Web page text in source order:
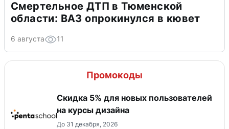
Смертельное ДТП в Тюменской
области: ВАЗ опрокинулся в кювет
6 августа 11
Промокоды
Скидка 5% для новых пользователей
на курсы дизайна
До 31 декабря, 2026